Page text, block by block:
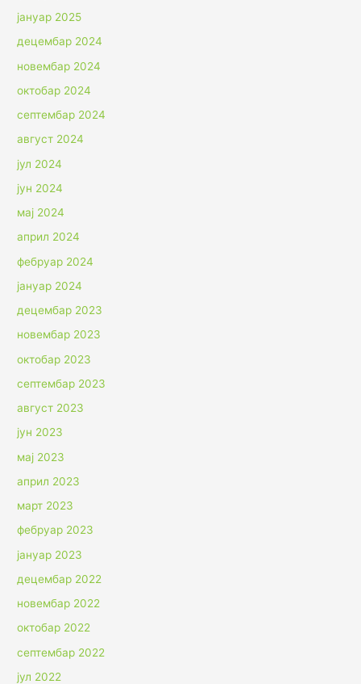
јануар 2025
децембар 2024
новембар 2024
октобар 2024
септембар 2024
август 2024
јул 2024
јун 2024
мај 2024
април 2024
фебруар 2024
јануар 2024
децембар 2023
новембар 2023
октобар 2023
септембар 2023
август 2023
јун 2023
мај 2023
април 2023
март 2023
фебруар 2023
јануар 2023
децембар 2022
новембар 2022
октобар 2022
септембар 2022
јул 2022